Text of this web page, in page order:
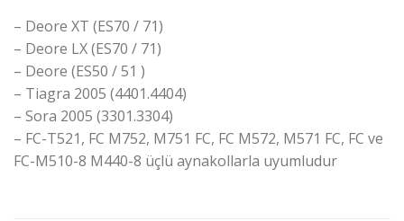
– Deore XT (ES70 / 71)
– Deore LX (ES70 / 71)
– Deore (ES50 / 51 )
– Tiagra 2005 (4401.4404)
– Sora 2005 (3301.3304)
– FC-T521, FC M752, M751 FC, ​​FC M572, M571 FC, ​​FC ve
FC-M510-8 M440-8 üçlü aynakollarla uyumludur